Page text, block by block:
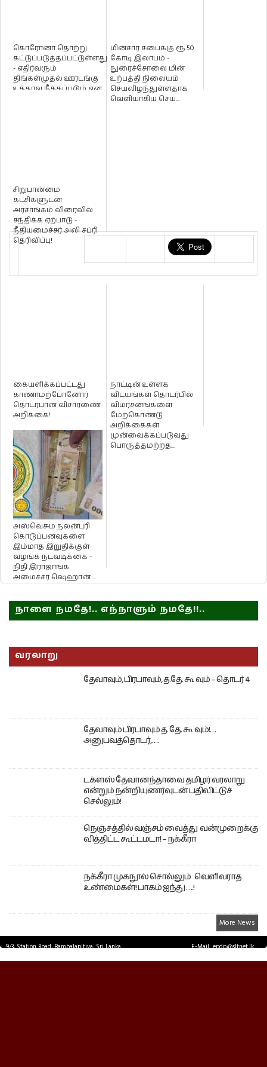
கொரோனா தொற்று
கட்டுப்படுத்தப்பட்டுள்ளது
- எதிர்வரும்
திங்கள்முதல் ஊரடங்கு
உத்தரவு நீக்கப்படும் என
மின்சார சபைக்கு ரூ.50
கோடி இலாபம் -
நுரைச்சோலை மின்
உற்பத்தி நிலையம்
செயலிழந்துள்ளதாக
வெளியாகிய செய்...
சிறுபான்மை
கட்சிகளுடன்
அரசாங்கம் விரைவில்
சந்திக்க ஏற்பாடு -
நீதியமைச்சர் அலி சப்ரி
தெரிவிப்பு!
கையளிக்கப்பட்டது
காணாமற்போனோர்
தொடர்பான விசாரணை
அறிக்கை!
நாட்டின் உள்ளக
விடயங்கள் தொடர்பில்
விமர்சனங்களை
மேற்கொண்டு
அறிக்கைகள்
முன்வைக்கப்படுவது
பொருத்தமற்றத...
அஸ்வெசும நலன்புரி
கொடுப்பனவுகளை
இம்மாத இறுதிக்குள்
வழங்க நடவடிக்கை -
நிதி இராஜாங்க
அமைச்சர் ஷெஹான் ...
நாளை நமதே!.. எந்நாளும் நமதே!!..
வரலாறு
தேவாவும், பிரபாவும், த.தே. கூ வும் – தொடர் 4
தேவாவும் பிரபாவும் த. தே. கூ வும்!…
அனுபவத்தொடர்,….
டக்ளஸ் தேவானந்தாவை தமிழர் வரலாறு
என்றும் நன்றியுணர்வுடன் பதிவிட்டுச்
செல்லும்!
நெஞ்சத்தில் வஞ்சம் வைத்து வன்முறைக்கு
வித்திட்ட கூட்டமடா! – நக்கீரா
நக்கீரா முகநூல் சொல்லும் வெளிவராத
உண்மைகள்! பாகம் ஐந்து ….!
More News
9/3, Station Road, Bambalapitiya, Sri Lanka.
E-Mail: epdp@sltnet.lk